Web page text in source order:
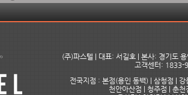
(주)파스텔 | 대표: 서길호 | 본사: 경기도
고객센터:
전국지점 : 본점(용인 동백) | 삼청점 |
천안아산점 | 청주점 | 춘